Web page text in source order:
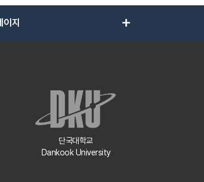
지 add
단국대학교
Dankook University